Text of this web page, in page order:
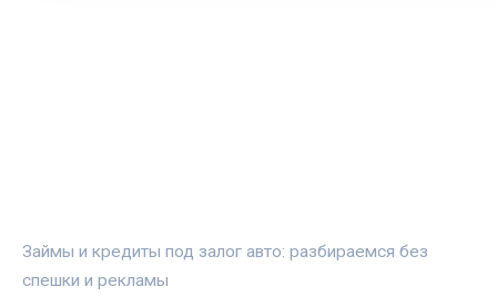
Займы и кредиты под залог авто: разбираемся без
спешки и рекламы